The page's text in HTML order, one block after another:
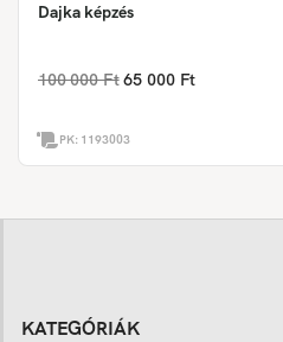
Dajka képzés
100 000 Ft 65 000 Ft
PK: 1193003
KATEGÓRIÁK